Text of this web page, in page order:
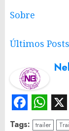
Sobre
Últimos Posts
X
Tags: trailer